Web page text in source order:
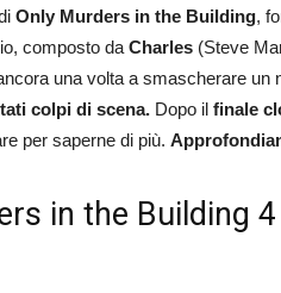
Only Murders in the Building,
composto da Charles (Steve
una volta a smascherare un
colpi di scena. Dopo il finale
per saperne di più.
in the Building